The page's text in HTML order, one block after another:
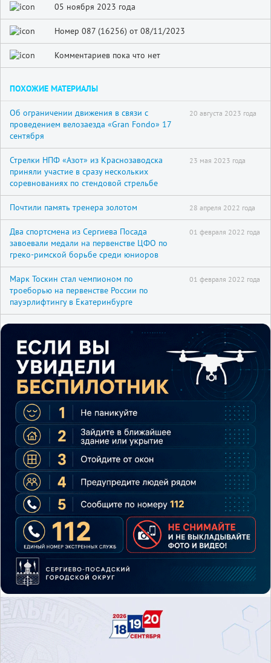
05 ноября 2023 года
Номер 087 (16256) от 08/11/2023
Комментариев пока что нет
ПОХОЖИЕ МАТЕРИАЛЫ
Об ограничении движения в связи с
проведением велозаезда «Gran Fondo» 17
сентября
20 августа 2023 года
Стрелки НПФ «Азот» из Краснозаводска
приняли участие в сразу нескольких
соревнованиях по стендовой стрельбе
23 мая 2023 года
Почтили память тренера золотом 28 апреля 2022 года
Два спортсмена из Сергиева Посада
завоевали медали на первенстве ЦФО по
греко-римской борьбе среди юниоров
01 февраля 2022 года
Марк Тоскин стал чемпионом по
троеборью на первенстве России по
пауэрлифтингу в Екатеринбурге
01 февраля 2022 года